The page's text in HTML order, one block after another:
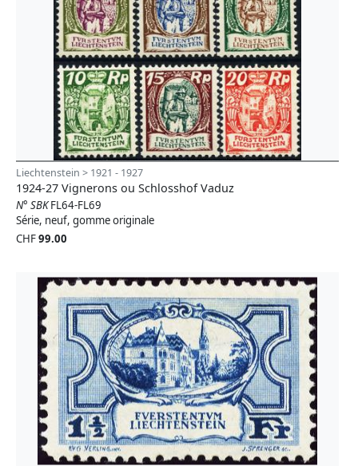
Liechtenstein > 1921 - 1927
1924-27 Vignerons ou Schlosshof Vaduz
N° SBKFL64-FL69
Série, neuf, gomme originale
CHF99.00